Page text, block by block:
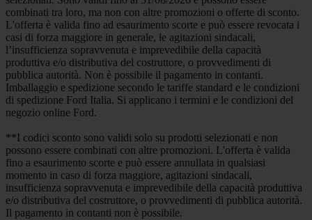
combinati tra loro, ma non con altre promozioni o offerte di sconto.
L'offerta è valida fino ad esaurimento scorte e può essere revocata i
casi di forza maggiore in generale, le agitazioni sindacali,
l’insufficienza sopravvenuta e imprevedibile della capacità
produttiva e/o distributiva del costruttore, o provvedimenti di
pubblica autorità. Non è possibile il pagamento in contanti.
Imballaggio e spedizione secondo le tariffe standard e le condizioni
di spedizione Ford Italia. Si applicano i termini e le condizioni del
negozio online Ford.
**I codici sconto sono validi solo su prodotti selezionati e non
possono essere combinati con altre promozioni. L'offerta è valida
fino a esaurimento scorte e può essere annullata in qualsiasi
momento in caso di forza maggiore, agitazioni sindacali,
insufficienza sopravvenuta e imprevedibile della capacità produttiva
e/o distributiva del costruttore, o provvedimenti di pubblica autorità.
Il pagamento in contanti non è possibile.